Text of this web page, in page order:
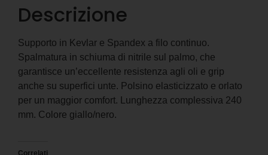
Descrizione
Supporto in Kevlar e Spandex a filo continuo.
Spalmatura in schiuma di nitrile sul palmo, che
garantisce un’eccellente resistenza agli oli e grip
anche su superfici unte. Polsino elasticizzato e orlato
per un maggior comfort. Lunghezza complessiva 240
mm. Colore giallo/nero.
Correlati